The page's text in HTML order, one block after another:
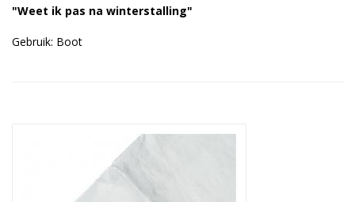
"Weet ik pas na winterstalling"
Gebruik: Boot